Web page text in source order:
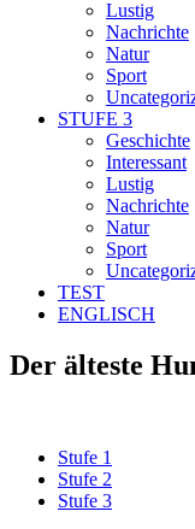
Lustig
Nachrichte
Natur
Sport
STUFE 3
Geschichte
Interessant
Lustig
Nachrichte
Natur
Sport
TEST
ENGLISCH
Der älteste
Stufe 1
Stufe 2
Stufe 3